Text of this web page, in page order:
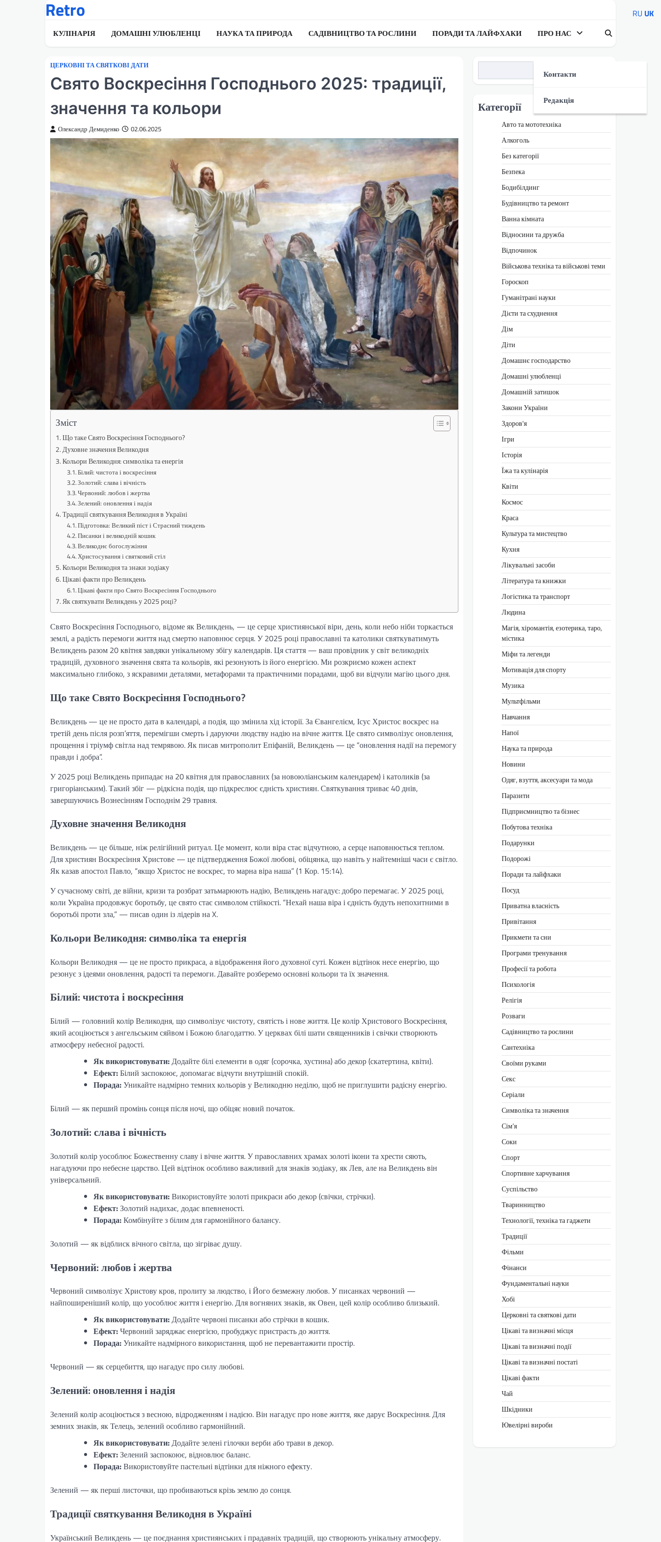
Retro
КУЛІНАРІЯ ДОМАШНІ УЛЮБЛЕНЦІ НАУКА ТА ПРИРОДА САДІВНИЦТВО ТА РОСЛИНИ ПОРАДИ ТА ЛАЙФХАКИ ПРО НАС
Контакти
Редакція
ЦЕРКОВНІ ТА СВЯТКОВІ ДАТИ
Свято Воскресіння Господнього 2025: традиції,
значення та кольори
Олександр Демиденко 02.06.2025
Зміст
Що таке Свято Воскресіння Господнього?
Духовне значення Великодня
Кольори Великодня: символіка та енергія
Білий: чистота і воскресіння
Золотий: слава і вічність
Червоний: любов і жертва
Зелений: оновлення і надія
Традиції святкування Великодня в Україні
Підготовка: Великий піст і Страсний тиждень
Писанки і великодній кошик
Великоднє богослужіння
Христосування і святковий стіл
Кольори Великодня та знаки зодіаку
Цікаві факти про Великдень
Цікаві факти про Свято Воскресіння Господнього
Як святкувати Великдень у 2025 році?
Свято Воскресіння Господнього, відоме як Великдень, — це серце християнської віри, день, коли небо ніби торкається
землі, а радість перемоги життя над смертю наповнює серця. У 2025 році православні та католики святкуватимуть
Великдень разом 20 квітня завдяки унікальному збігу календарів. Ця стаття — ваш провідник у світ великодніх
традицій, духовного значення свята та кольорів, які резонують із його енергією. Ми розкриємо кожен аспект
максимально глибоко, з яскравими деталями, метафорами та практичними порадами, щоб ви відчули магію цього дня.
Що таке Свято Воскресіння Господнього?
Великдень — це не просто дата в календарі, а подія, що змінила хід історії. За Євангелієм, Ісус Христос воскрес на
третій день після розп’яття, перемігши смерть і даруючи людству надію на вічне життя. Це свято символізує оновлення,
прощення і тріумф світла над темрявою. Як писав митрополит Епіфаній, Великдень — це “оновлення надії на перемогу
правди і добра”.
У 2025 році Великдень припадає на 20 квітня для православних (за новоюліанським календарем) і католиків (за
григоріанським). Такий збіг — рідкісна подія, що підкреслює єдність християн. Святкування триває 40 днів,
завершуючись Вознесінням Господнім 29 травня.
Духовне значення Великодня
Великдень — це більше, ніж релігійний ритуал. Це момент, коли віра стає відчутною, а серце наповнюється теплом.
Для християн Воскресіння Христове — це підтвердження Божої любові, обіцянка, що навіть у найтемніші часи є світло.
Як казав апостол Павло, “якщо Христос не воскрес, то марна віра наша” (1 Кор. 15:14).
У сучасному світі, де війни, кризи та розбрат затьмарюють надію, Великдень нагадує: добро перемагає. У 2025 році,
коли Україна продовжує боротьбу, це свято стає символом стійкості. “Нехай наша віра і єдність будуть непохитними в
боротьбі проти зла,” — писав один із лідерів на X.
Кольори Великодня: символіка та енергія
Кольори Великодня — це не просто прикраса, а відображення його духовної суті. Кожен відтінок несе енергію, що
резонує з ідеями оновлення, радості та перемоги. Давайте розберемо основні кольори та їх значення.
Білий: чистота і воскресіння
Білий — головний колір Великодня, що символізує чистоту, святість і нове життя. Це колір Христового Воскресіння,
який асоціюється з ангельським сяйвом і Божою благодаттю. У церквах білі шати священників і свічки створюють
атмосферу небесної радості.
Як використовувати:Додайте білі елементи в одяг (сорочка, хустина) або декор (скатертина, квіти).
Ефект:Білий заспокоює, допомагає відчути внутрішній спокій.
Порада:Уникайте надмірно темних кольорів у Великодню неділю, щоб не приглушити радісну енергію.
Білий — як перший промінь сонця після ночі, що обіцяє новий початок.
Золотий: слава і вічність
Золотий колір уособлює Божественну славу і вічне життя. У православних храмах золоті ікони та хрести сяють,
нагадуючи про небесне царство. Цей відтінок особливо важливий для знаків зодіаку, як Лев, але на Великдень він
універсальний.
Як використовувати:Використовуйте золоті прикраси або декор (свічки, стрічки).
Ефект:Золотий надихає, додає впевненості.
Порада:Комбінуйте з білим для гармонійного балансу.
Золотий — як відблиск вічного світла, що зігріває душу.
Червоний: любов і жертва
Червоний символізує Христову кров, пролиту за людство, і Його безмежну любов. У писанках червоний —
найпоширеніший колір, що уособлює життя і енергію. Для вогняних знаків, як Овен, цей колір особливо близький.
Як використовувати:Додайте червоні писанки або стрічки в кошик.
Ефект:Червоний заряджає енергією, пробуджує пристрасть до життя.
Порада:Уникайте надмірного використання, щоб не перевантажити простір.
Червоний — як серцебиття, що нагадує про силу любові.
Зелений: оновлення і надія
Зелений колір асоціюється з весною, відродженням і надією. Він нагадує про нове життя, яке дарує Воскресіння. Для
земних знаків, як Телець, зелений особливо гармонійний.
Як використовувати:Додайте зелені гілочки верби або трави в декор.
Ефект:Зелений заспокоює, відновлює баланс.
Порада:Використовуйте пастельні відтінки для ніжного ефекту.
Зелений — як перші листочки, що пробиваються крізь землю до сонця.
Традиції святкування Великодня в Україні
Український Великдень — це поєднання християнських і прадавніх традицій, що створюють унікальну атмосферу.
Категорії
Авто та мототехніка
Алкоголь
Без категорії
Безпека
Бодибілдинг
Будівництво та ремонт
Ванна кімната
Відносини та дружба
Відпочинок
Військова техніка та військові теми
Гороскоп
Гуманітрані науки
Дієти та схуднення
Дім
Діти
Домашнє господарство
Домашні улюбленці
Домашній затишок
Закони України
Здоров'я
Ігри
Історія
Їжа та кулінарія
Квіти
Космос
Краса
Культура та мистецтво
Кухня
Лікувальні засоби
Література та книжки
Логістика та транспорт
Людина
Магія, хіромантія, езотерика, таро,
містика
Міфи та легенди
Мотивація для спорту
Музика
Мультфільми
Навчання
Напої
Наука та природа
Новини
Одяг, взуття, аксесуари та мода
Паразити
Підприємництво та бізнес
Побутова техніка
Подарунки
Подорожі
Поради та лайфхаки
Посуд
Приватна власність
Привітання
Прикмети та сни
Програми тренування
Професії та робота
Психологія
Релігія
Розваги
Садівництво та рослини
Сантехніка
Своїми руками
Секс
Серіали
Символіка та значення
Сім’я
Соки
Спорт
Спортивне харчування
Суспільство
Тваринництво
Технології, техніка та гаджети
Традиції
Фільми
Фінанси
Фундаментальні науки
Хобі
Церковні та святкові дати
Цікаві та визначні місця
Цікаві та визначні події
Цікаві та визначні постаті
Цікаві факти
Чай
Шкідники
Ювелірні вироби
RU UK